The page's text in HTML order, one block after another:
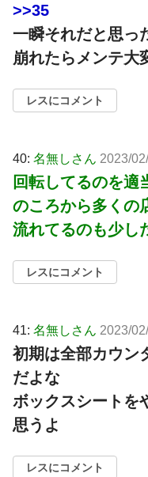
>>35
一瞬それだと思っ
崩れたらメンテ大
レスにコメント
40: 名無しさん 2023/
回転してるのを適
のころから多くの
流れてるのも少し
レスにコメント
41: 名無しさん 2023/
初期は全部カウン
だよな
ボックスシートを
思うよ
レスにコメント